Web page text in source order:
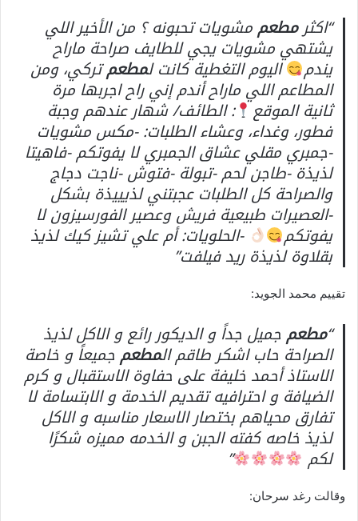
“اكثرمطعممشويات تحبونه ؟ من الأخير اللي
يشتهي مشويات يجي للطايف صراحة ماراح
يندم اليوم التغطية كانت لمطعمتركي، ومن
المطاعم اللي ماراح أندم إني راح اجربها مرة
ثانية الموقع : الطائف/ شهار عندهم وجبة
فطور، وغداء، وعشاء الطلبات: -مكس مشويات
-جمبري مقلي عشاق الجمبري لا يفوتكم -فاهيتا
لذيذة -طاجن لحم -تبولة -فتوش -ناجت دجاج
والصراحة كل الطلبات عجبتني لذيييذة بشكل
-العصيرات طبيعية فريش وعصير الفورسيزون لا
يفوتكم -الحلويات: أم علي تشيز كيك لذيذ
بقلاوة لذيذة ريد فيلفت”
تقييم محمد الجويد:
“مطعمجميل جداً و الديكور رائع و الاكل لذيذ
الصراحة حاب اشكر طاقم المطعمجميعاً و خاصة
الاستاذ أحمد خليفة على حفاوة الاستقبال و كرم
الضيافة و احترافيه تقديم الخدمة و الابتسامة لا
تفارق محياهم بختصار الاسعار مناسبه و الاكل
لذيذ خاصه كفته الجبن و الخدمه مميزه شكرًا
لكم ”
وقالت رغد سرحان: